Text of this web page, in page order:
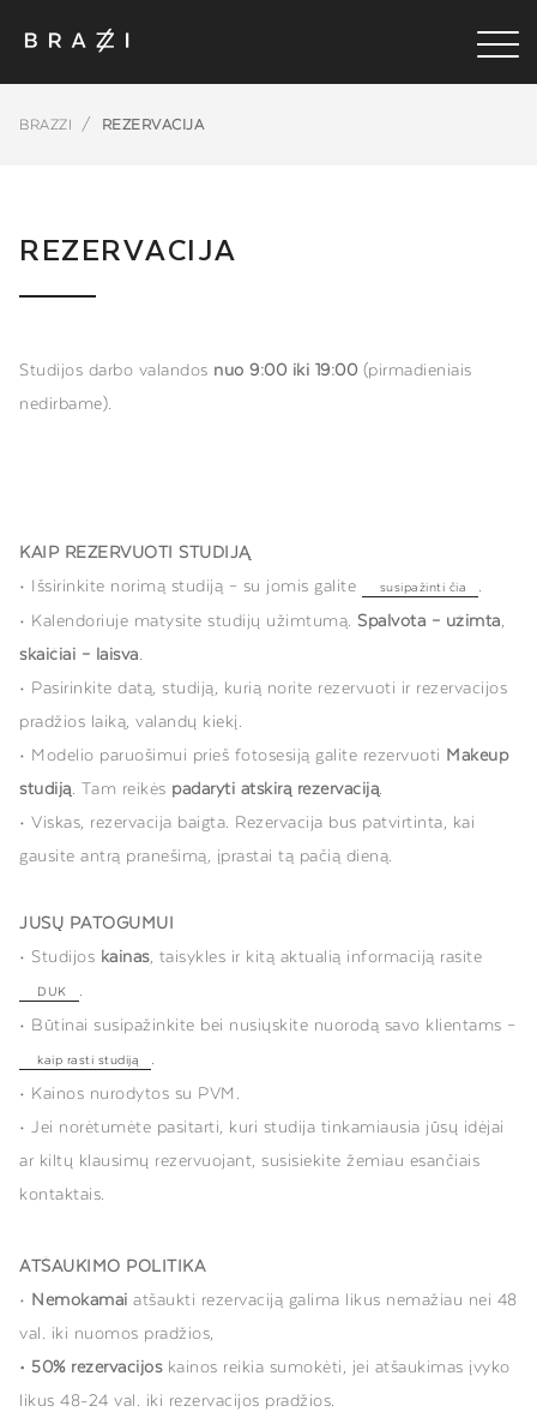
BRAZZI / REZERVACIJA
REZERVACIJA
Studijos darbo valandos nuo 9:00 iki 19:00 (pirmadieniais
nedirbame).
KAIP REZERVUOTI STUDIJĄ
• Išsirinkite norimą studiją – su jomis galite
susipažinti čia
.
• Kalendoriuje matysite studijų užimtumą. Spalvota – užimta,
skaičiai – laisva.
• Pasirinkite datą, studiją, kurią norite rezervuoti ir rezervacijos
pradžios laiką, valandų kiekį.
• Modelio paruošimui prieš fotosesiją galite rezervuoti Makeup
studiją. Tam reikės padaryti atskirą rezervaciją.
• Viskas, rezervacija baigta. Rezervacija bus patvirtinta, kai
gausite antrą pranešimą, įprastai tą pačią dieną.
JŪSŲ PATOGUMUI
• Studijos kainas, taisykles ir kitą aktualią informaciją rasite
DUK
.
• Būtinai susipažinkite bei nusiųskite nuorodą savo klientams –
kaip rasti studiją
.
• Kainos nurodytos su PVM.
• Jei norėtumėte pasitarti, kuri studija tinkamiausia jūsų idėjai
ar kiltų klausimų rezervuojant, susisiekite žemiau esančiais
kontaktais.
ATŠAUKIMO POLITIKA
• Nemokamai atšaukti rezervaciją galima likus nemažiau nei 48
val. iki nuomos pradžios,
• 50% rezervacijoskainos reikia sumokėti, jei atšaukimas įvyko
likus 48-24 val. iki rezervacijos pradžios.